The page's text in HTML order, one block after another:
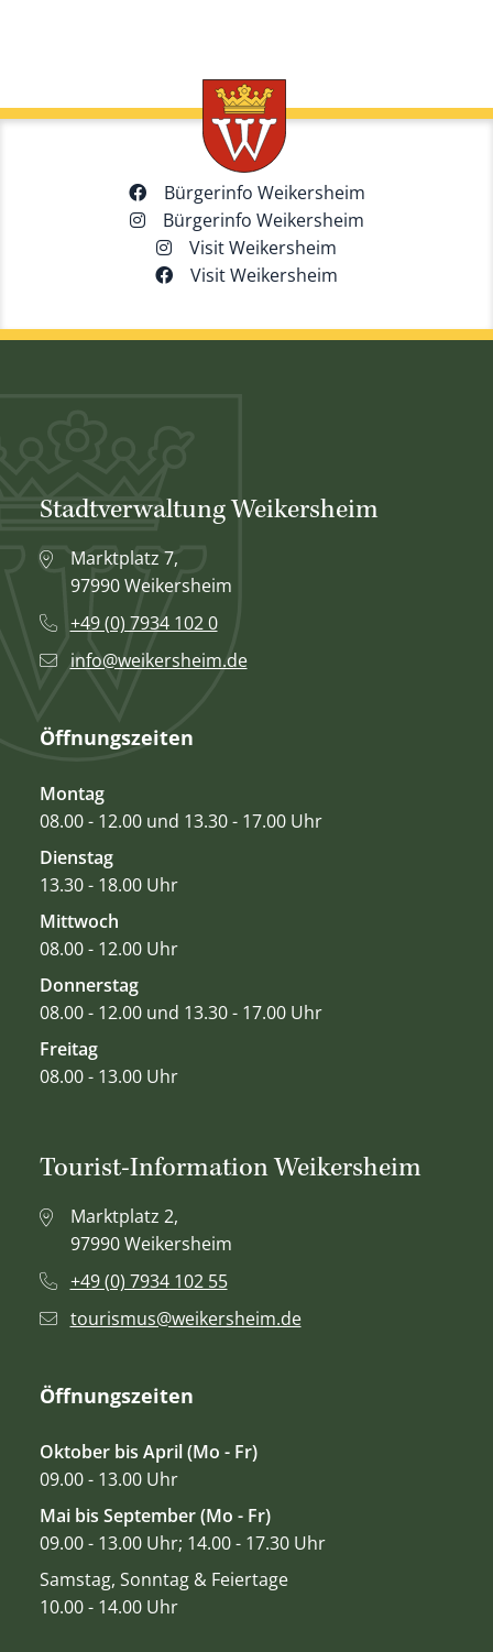
Bürgerinfo Weikersheim
Bürgerinfo Weikersheim
Visit Weikersheim
Visit Weikersheim
Stadtverwaltung Weikersheim
Marktplatz 7,
97990 Weikersheim
+49 (0) 7934 102 0
info@weikersheim.de
Öffnungszeiten
Montag
08.00 - 12.00 und 13.30 - 17.00 Uhr
Dienstag
13.30 - 18.00 Uhr
Mittwoch
08.00 - 12.00 Uhr
Donnerstag
08.00 - 12.00 und 13.30 - 17.00 Uhr
Freitag
08.00 - 13.00 Uhr
Tourist-Information Weikersheim
Marktplatz 2,
97990 Weikersheim
+49 (0) 7934 102 55
tourismus@weikersheim.de
Öffnungszeiten
Oktober bis April (Mo - Fr)
09.00 - 13.00 Uhr
Mai bis September (Mo - Fr)
09.00 - 13.00 Uhr; 14.00 - 17.30 Uhr
Samstag, Sonntag & Feiertage
10.00 - 14.00 Uhr